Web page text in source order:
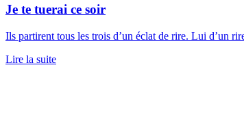
Je te tuerai ce soir
Ils partirent tous les trois d’un éclat de rire. Lui d’un
Lire la suite